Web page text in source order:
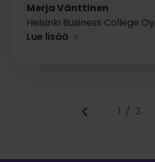
Merja Vänttinen
Helsinki Business College Oy
Lue lisää
1/3